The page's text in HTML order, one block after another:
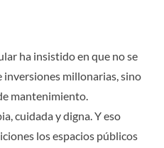
ha insistido en que no se
inversiones millonarias, sino
mantenimiento.
cuidada y digna. Y eso
los espacios públicos